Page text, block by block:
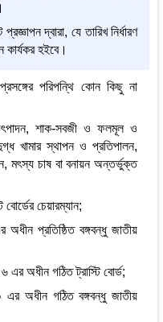
দ্বারা, যে তারিখ নির্ধারণ
হইবে।
পরিপন্থি কোন কিছু না
শাক-সবজী ও ফলমূল ও
খামার স্থাপন ও প্রতিপালন,
মৎস্য চাষ বা বনায়ন অন্তর্ভুক্ত
বোর্ডের চেয়ারম্যান;
অধীন প্রতিষ্ঠিত বঙ্গবন্ধু জাতীয়
৬ এর অধীন গঠিত ট্রাস্টি বোর্ড;
এর অধীন গঠিত বঙ্গবন্ধু জাতীয়